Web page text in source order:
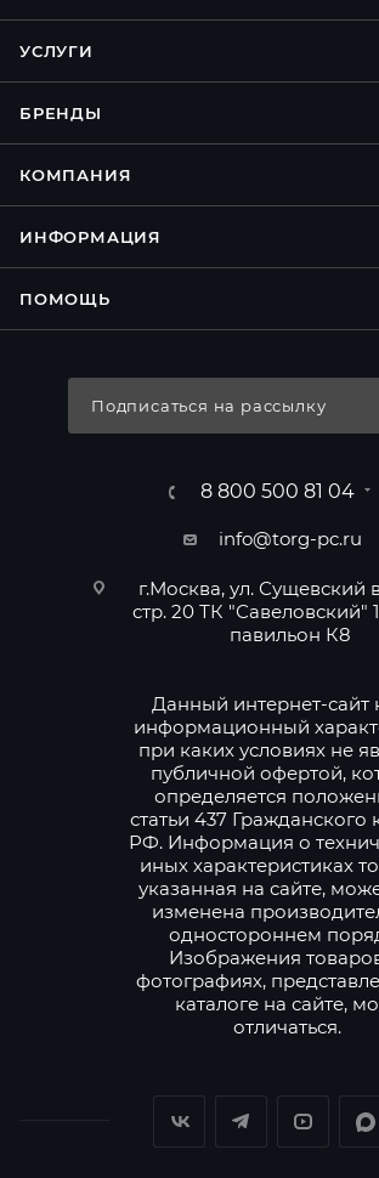
УСЛУГИ
БРЕНДЫ
КОМПАНИЯ
ИНФОРМАЦИЯ
ПОМОЩЬ
Подписаться на рассылку
8 800 500 81 04
info@torg-pc.ru
г.Москва, ул. Сущевский
стр. 20 ТК "Савеловский"
павильон К8
Данный интернет-сайт
информационный
при каких условиях не
публичной офертой,
определяется
статьи 437 Гражданского
РФ. Информация о
иных характеристиках
указанная на сайте,
изменена
одностороннем
Изображения
фотографиях,
каталоге на сайте,
отличаться.